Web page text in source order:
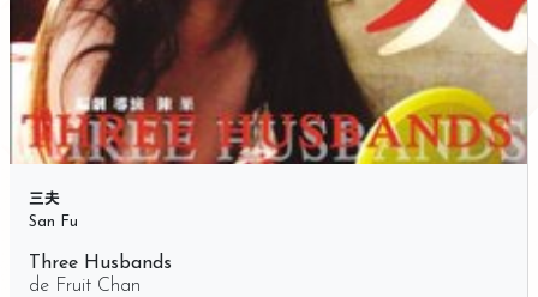
三夫
San Fu
Three Husbands
de Fruit Chan